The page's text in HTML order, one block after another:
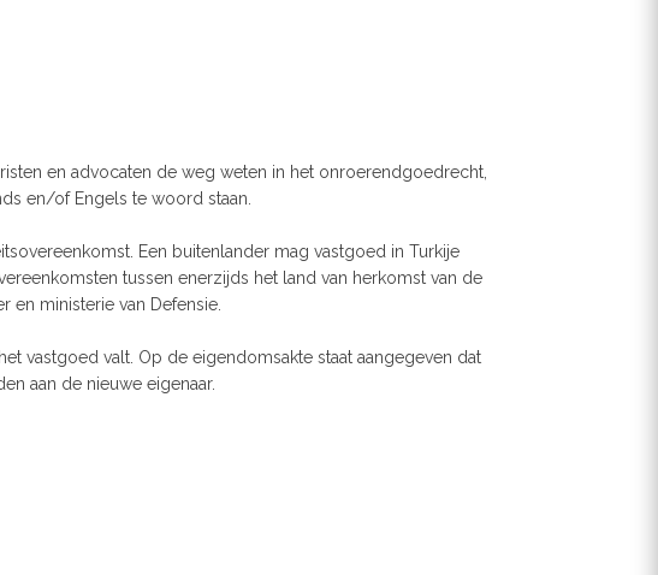
en advocaten de weg weten in het onroerendgoedrecht,
en/of Engels te woord staan.
Een buitenlander mag vastgoed in Turkije
tussen enerzijds het land van herkomst van de
en ministerie van Defensie.
vastgoed valt. Op de eigendomsakte staat aangegeven dat
aan de nieuwe eigenaar.